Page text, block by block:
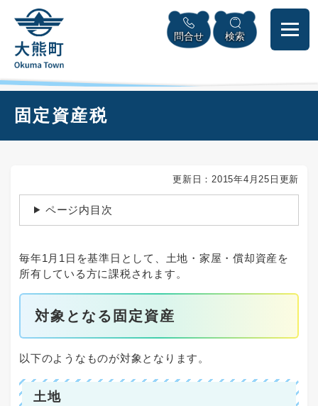
頭
メニューを飛ばして本文へ
問合せ 検索
固定資産税
更新日：2015年4月25日更新
ページ内目次
毎年1月1日を基準日として、土地・家屋・償却資産を
所有している方に課税されます。
対象となる固定資産
以下のようなものが対象となります。
土地